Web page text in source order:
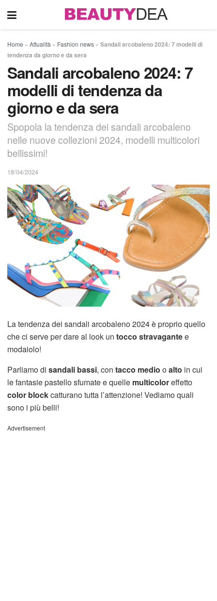
Home » Attualità » Fashion news » Sandali arcobaleno 2024: 7 modelli di
tendenza da giorno e da sera
Sandali arcobaleno 2024: 7
modelli di tendenza da
giorno e da sera
Spopola la tendenza dei sandali arcobaleno
nelle nuove collezioni 2024, modelli multicolori
bellissimi!
18/04/2024
La tendenza dei sandali arcobaleno 2024 è proprio quello
che ci serve per dare al look un tocco stravagantee
modaiolo!
Parliamo di sandali bassi, con tacco medio oalto in cui
le fantasie pastello sfumate e quelle multicoloreffetto
color blockcatturano tutta l’attenzione! Vediamo quali
sono i più belli!
Advertisement